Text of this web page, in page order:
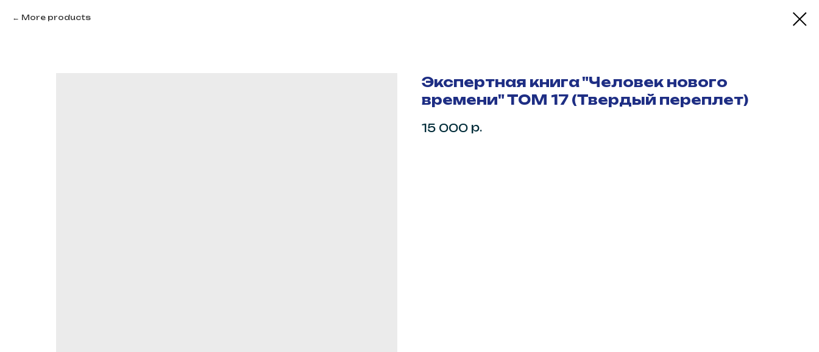
More products
Экспертная книга "Человек нового
времени" ТОМ 17 (Твердый переплет)
15 000 р.